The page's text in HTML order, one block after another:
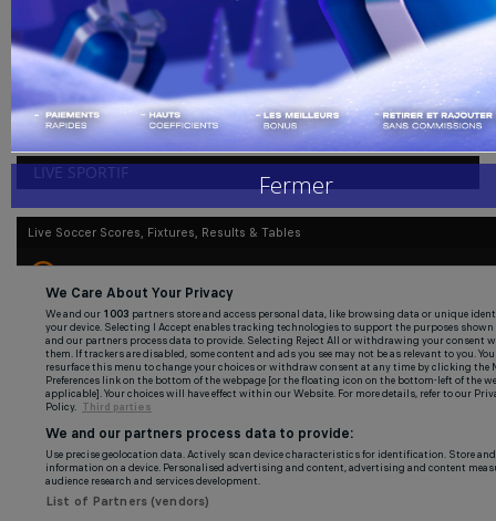
Handball
Buzz de Sport
Combat
Replay
Gallerie
admin juil 14, 2022 0
Après le départ du milieu de terrain au FC Barcelone, La pépite
ivoirienne Chaka...
LIVE SPORTIF Fermer